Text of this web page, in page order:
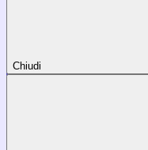
Chiudi